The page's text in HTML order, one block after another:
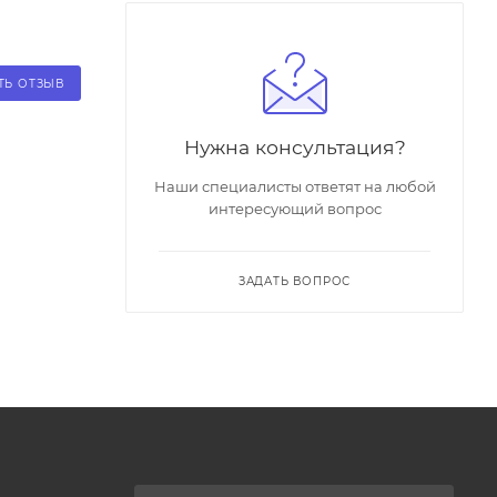
ОТЗЫВ
Нужна консультация?
Наши специалисты ответят на любой
интересующий вопрос
ЗАДАТЬ ВОПРОС